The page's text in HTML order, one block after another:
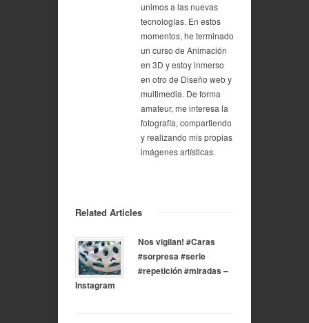
unimos a las nuevas
tecnologías. En estos
momentos, he terminado
un curso de Animación
en 3D y estoy inmerso
en otro de Diseño web y
multimedia. De forma
amateur, me interesa la
fotografía, compartiendo
y realizando mis propias
imágenes artísticas.
Related Articles
Nos vigilan! #Caras
#sorpresa #serie
#repetición #miradas –
Instagram